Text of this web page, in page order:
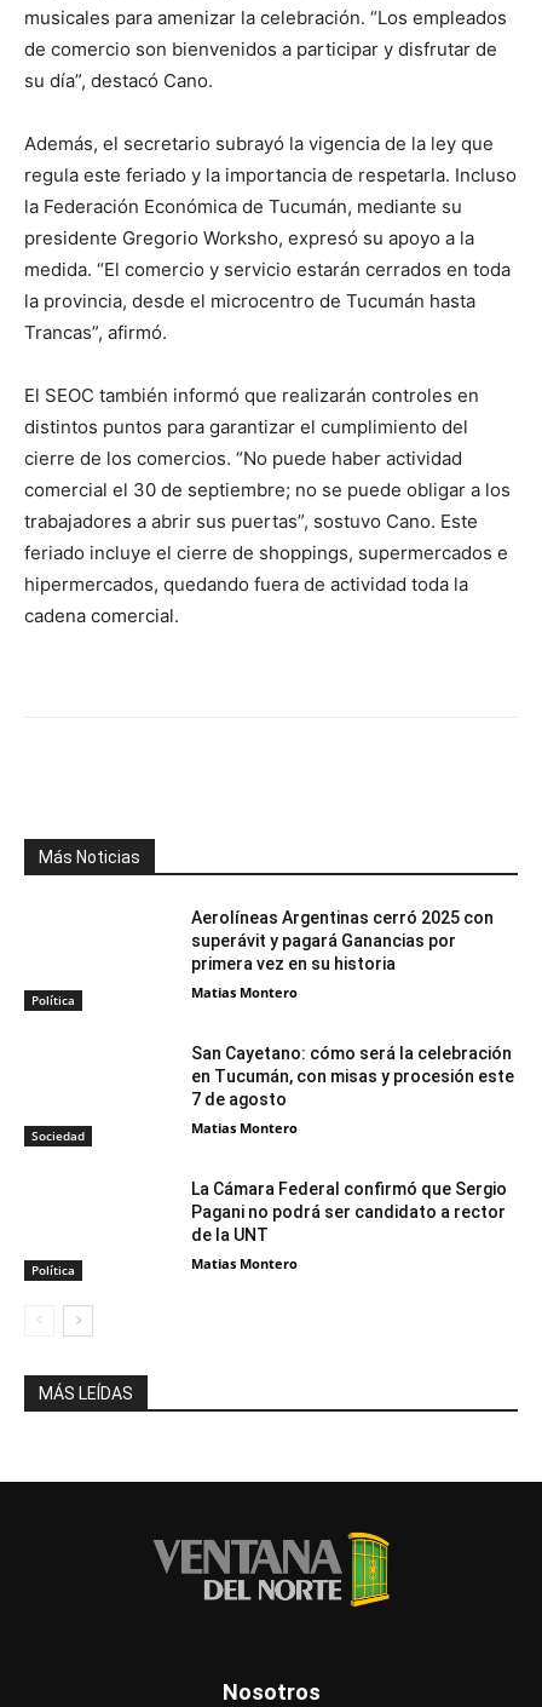
musicales para amenizar la celebración. “Los empleados
de comercio son bienvenidos a participar y disfrutar de
su día”, destacó Cano.
Además, el secretario subrayó la vigencia de la ley que
regula este feriado y la importancia de respetarla. Incluso
la Federación Económica de Tucumán, mediante su
presidente Gregorio Worksho, expresó su apoyo a la
medida. “El comercio y servicio estarán cerrados en toda
la provincia, desde el microcentro de Tucumán hasta
Trancas”, afirmó.
El SEOC también informó que realizarán controles en
distintos puntos para garantizar el cumplimiento del
cierre de los comercios. “No puede haber actividad
comercial el 30 de septiembre; no se puede obligar a los
trabajadores a abrir sus puertas”, sostuvo Cano. Este
feriado incluye el cierre de shoppings, supermercados e
hipermercados, quedando fuera de actividad toda la
cadena comercial.
Más Noticias
Política
Aerolíneas Argentinas cerró 2025 con
superávit y pagará Ganancias por
primera vez en su historia
Matias Montero
Sociedad
San Cayetano: cómo será la celebración
en Tucumán, con misas y procesión este
7 de agosto
Matias Montero
Política
La Cámara Federal confirmó que Sergio
Pagani no podrá ser candidato a rector
de la UNT
Matias Montero
MÁS LEÍDAS
Nosotros